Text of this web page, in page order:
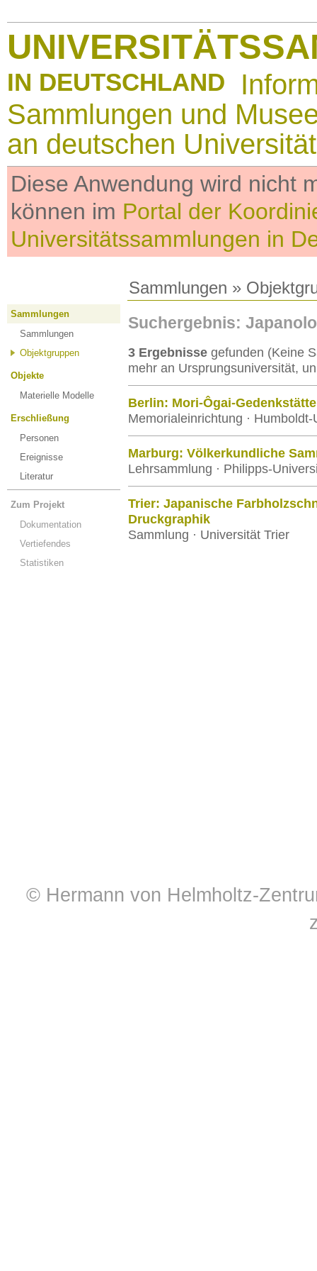
IN DEUTSCHLAND
Sammlungen und
an deutschen
Diese Anwendung wird nicht
können im Portal der
Universitätssammlungen in
Sammlungen »
Sammlungen
Sammlungen
Objektgruppen
Objekte
Materielle Modelle
Erschließung
Personen
Ereignisse
Literatur
Zum Projekt
Dokumentation
Vertiefendes
Statistiken
Suchergebnis:
3 Ergebnisse gefunden (Keine
mehr an Ursprungsuniversität,
Berlin: Mori-Ôgai-Gedenkstätte
Memorialeinrichtung ·
Marburg: Völkerkundliche
Lehrsammlung · Philipps-
Trier: Japanische
Druckgraphik
Sammlung · Universität Trier
© Hermann von Helmholtz-